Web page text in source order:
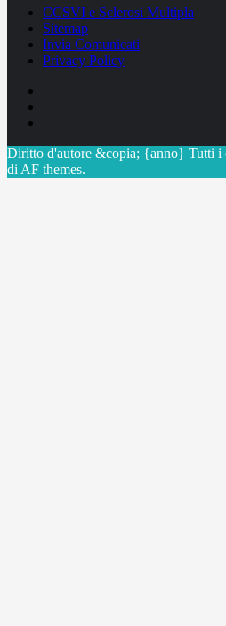
CCSVI e Sclerosi Multipla
Sitemap
Invia Comunicati
Privacy Policy
Diritto d'autore &copia; {anno} Tutti i
di AF themes.